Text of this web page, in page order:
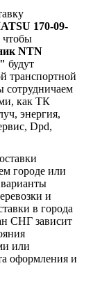
170-09-
чтобы
NTN
будут
транспортной
сотрудничаем
как ТК
энергия,
Dpd,
городе или
и
в города
СНГ зависит
или
оформления и